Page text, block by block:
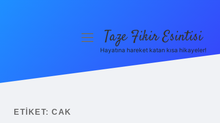
Yasal Uyarı
menüyüTaze Fikir Esintisi
Hayatına hareket katan kısa hikayeler!
ETIKET: CAK